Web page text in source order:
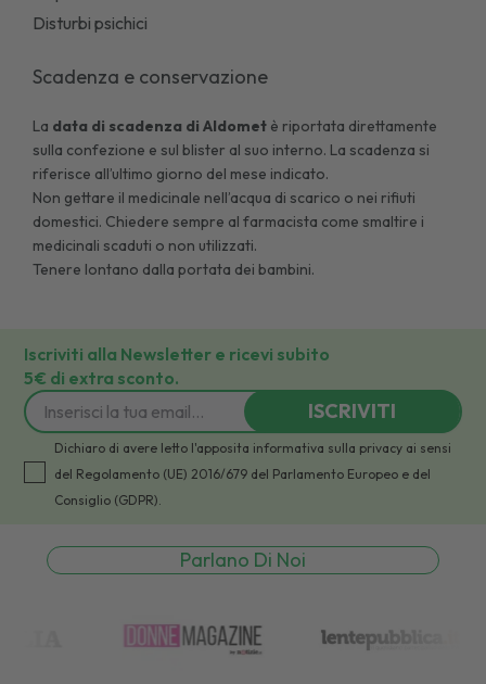
Disturbi psichici
Scadenza e conservazione
La data di scadenza di Aldomet è riportata direttamente
sulla confezione e sul blister al suo interno. La scadenza si
riferisce all’ultimo giorno del mese indicato.
Non gettare il medicinale nell’acqua di scarico o nei rifiuti
domestici. Chiedere sempre al farmacista come smaltire i
medicinali scaduti o non utilizzati.
Tenere lontano dalla portata dei bambini.
Iscriviti alla Newsletter e ricevi subito
5€ di extra sconto.
ISCRIVITI
Dichiaro di avere letto l'apposita informativa sulla privacy ai sensi
del Regolamento (UE) 2016/679 del Parlamento Europeo e del
Consiglio (GDPR).
Parlano Di Noi